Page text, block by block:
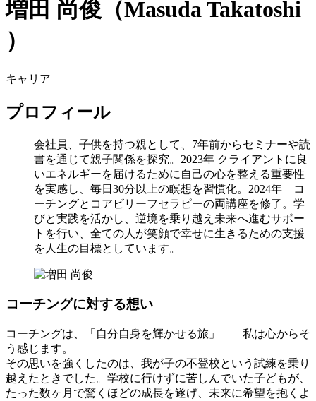
増田 尚俊（Masuda Takatoshi
）
キャリア
プロフィール
会社員、子供を持つ親として、7年前からセミナーや読
書を通じて親子関係を探究。2023年 クライアントに良
いエネルギーを届けるために自己の心を整える重要性
を実感し、毎日30分以上の瞑想を習慣化。2024年 コ
ーチングとコアビリーフセラピーの両講座を修了。学
びと実践を活かし、逆境を乗り越え未来へ進むサポー
トを行い、全ての人が笑顔で幸せに生きるための支援
を人生の目標としています。
コーチングに対する想い
コーチングは、「自分自身を輝かせる旅」——私は心からそ
う感じます。
その思いを強くしたのは、我が子の不登校という試練を乗り
越えたときでした。学校に行けずに苦しんでいた子どもが、
たった数ヶ月で驚くほどの成長を遂げ、未来に希望を抱くよ